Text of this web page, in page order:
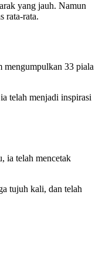
yang jauh. Namun
rata-rata.
mengumpulkan 33 piala
telah menjadi inspirasi
ia telah mencetak
tujuh kali, dan telah